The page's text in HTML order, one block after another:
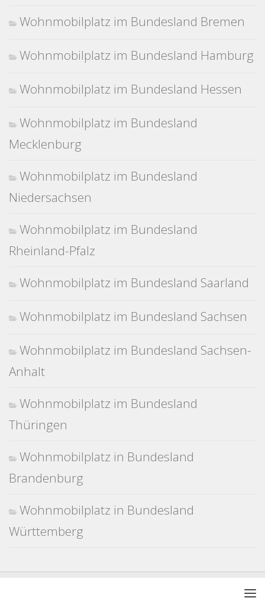
Wohnmobilplatz im Bundesland Bremen
Wohnmobilplatz im Bundesland Hamburg
Wohnmobilplatz im Bundesland Hessen
Wohnmobilplatz im Bundesland
Mecklenburg
Wohnmobilplatz im Bundesland
Niedersachsen
Wohnmobilplatz im Bundesland
Rheinland-Pfalz
Wohnmobilplatz im Bundesland Saarland
Wohnmobilplatz im Bundesland Sachsen
Wohnmobilplatz im Bundesland Sachsen-
Anhalt
Wohnmobilplatz im Bundesland
Thüringen
Wohnmobilplatz in Bundesland
Brandenburg
Wohnmobilplatz in Bundesland
Württemberg